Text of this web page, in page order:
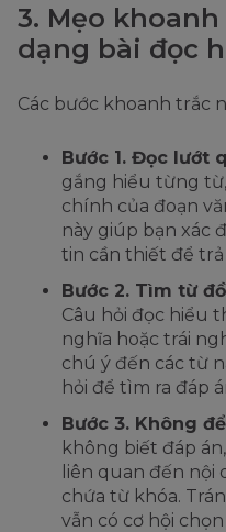
3. Mẹo
dạng bài đọc
Các bước khoanh trắc
Bước 1. Đọc lướt
gắng hiểu từng
chính của đoạn
này giúp bạn xác
tin cần thiết để trả
Bước 2. Tìm từ
Câu hỏi đọc hiểu
nghĩa hoặc trái
chú ý đến các từ
hỏi để tìm ra đáp
Bước 3. Không
không biết đáp
liên quan đến nội
chứa từ khóa.
vẫn có cơ hội